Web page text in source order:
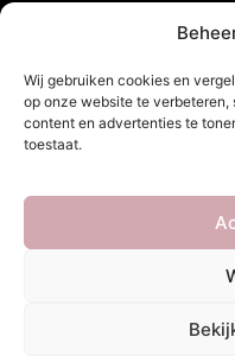
Wij gebruiken cookies en
op onze website te
content en advertenties te
toestaat.
Adres
.